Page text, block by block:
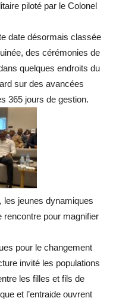
piloté par le Colonel
date désormais classée
des cérémonies de
quelques endroits du
sur des avancées
365 jours de gestion.
les jeunes dynamiques
rencontre pour magnifier
pour le changement
invité les populations
les filles et fils de
et l’entraide ouvrent